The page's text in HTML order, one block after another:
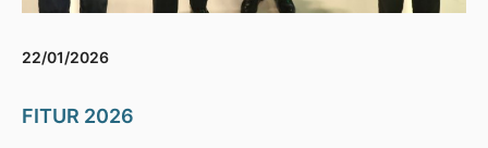
22/01/2026
FITUR 2026